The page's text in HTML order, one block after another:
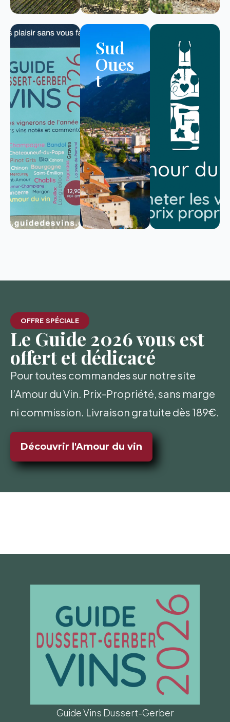
Sud
Oues
t
OFFRE SPÉCIALE
Le Guide 2026 vous est
offert et dédicacé
Pour toutes commandes sur notre site
l’Amour du Vin. Prix-Propriété, sans marge
ni commission. Livraison gratuite dès 189€.
Découvrir l'Amour du vin
Guide Vins Dussert-Gerber